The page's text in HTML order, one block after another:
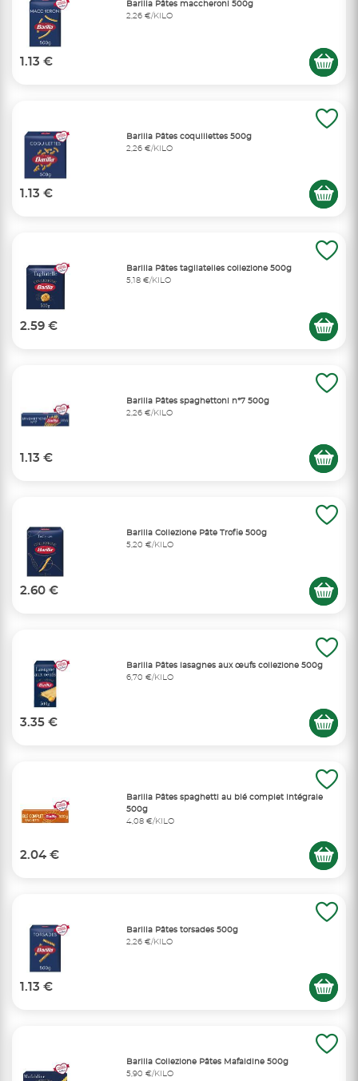
Barilla Pâtes maccheroni 500g
2,26 €/KILO
1.13 €
Barilla Pâtes coquillettes 500g
2,26 €/KILO
1.13 €
Barilla Pâtes tagliatelles collezione 500g
5,18 €/KILO
2.59 €
Barilla Pâtes spaghettoni n°7 500g
2,26 €/KILO
1.13 €
Barilla Collezione Pâte Trofie 500g
5,20 €/KILO
2.60 €
Barilla Pâtes lasagnes aux œufs collezione 500g
6,70 €/KILO
3.35 €
Barilla Pâtes spaghetti au blé complet intégrale
500g
4,08 €/KILO
2.04 €
Barilla Pâtes torsades 500g
2,26 €/KILO
1.13 €
Barilla Collezione Pâtes Mafaldine 500g
5,90 €/KILO